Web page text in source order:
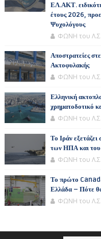
ΕΛ.ΑΚΤ.
έτους 2026,
Ψυχολόγους
ΦΩΝΗ του Λ.Σ.
Αποστρατείες
Ακτοφυλακής
ΦΩΝΗ του Λ.Σ.
Ελληνική
χρηματοδοτικό
ΦΩΝΗ του Λ.Σ.
Το Ιράν εξετάζει
των ΗΠΑ και του
ΦΩΝΗ του Λ.Σ.
Το πρώτο
Ελλάδα – Πότε
ΦΩΝΗ του Λ.Σ.